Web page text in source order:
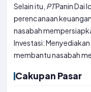
Selain itu, PTPanin Dai
perencanaan
nasabah
Investasi:
membantu nasabah
Cakupan Pasar